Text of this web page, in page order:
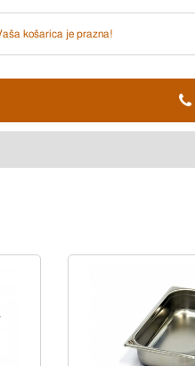
košarica je prazna!